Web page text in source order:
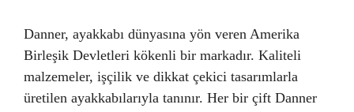
Danner, ayakkabı dünyasına yön veren Amerika
Birleşik Devletleri kökenli bir markadır. Kaliteli
malzemeler, işçilik ve dikkat çekici tasarımlarla
üretilen ayakkabılarıyla tanınır. Her bir çift Danner